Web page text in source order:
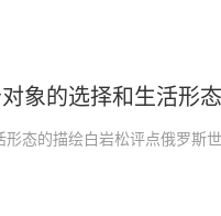
象的选择和生活形
态的描绘白岩松评点俄罗斯